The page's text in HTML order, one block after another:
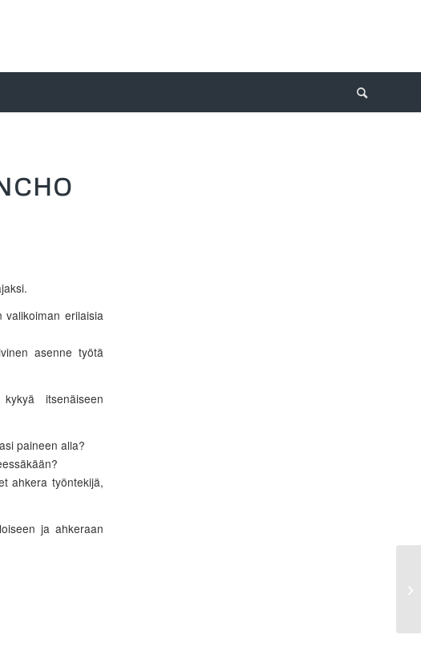
valikoiman erilaisia
asenne työtä
itsenäiseen
paineen alla?
ahkera työntekijä,
ja ahkeraan